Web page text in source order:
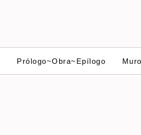
Prólogo~Obra~Epílogo